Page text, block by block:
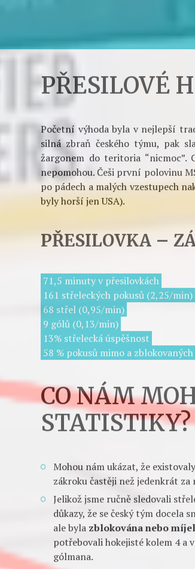
A
Průměrná dvouminutová
z nichž ale jen dva
PŘESILOVÉ
Početní výhoda byla v nejlepší
silná zbraň českého týmu, pak
žargonem do teritoria
nepomohou. Češi první polovinu
po pádech a malých vzestupech
PŘESILOVKA –
161 střeleckých pokusů (2,25/min)
68 střel (0,95/min)
9 gólů (0,13/min)
13% střelecká úspěšnost
58 % pokusů mimo a zblokovaných